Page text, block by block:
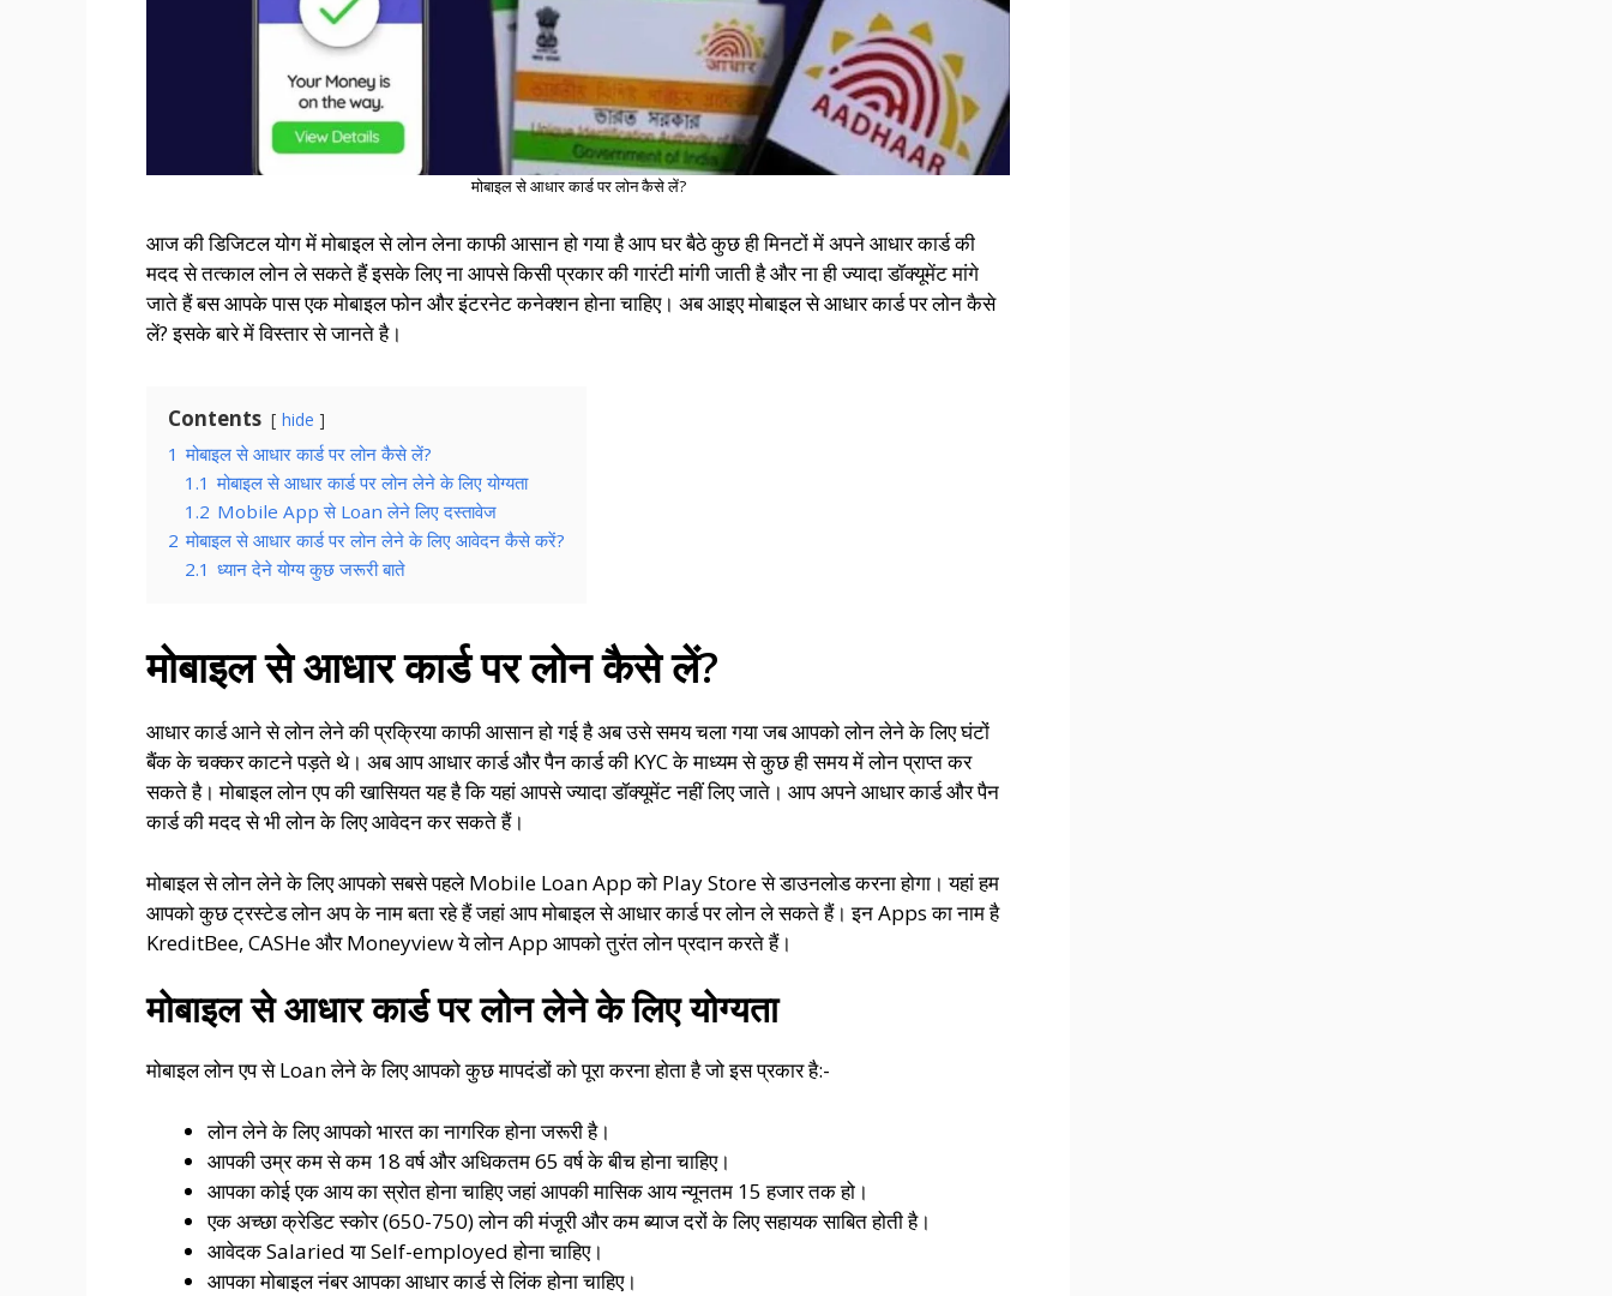
मोबाइल से आधार कार्ड पर लोन कैसे लें?
आज की डिजिटल योग में मोबाइल से लोन लेना काफी आसान हो गया है आप घर बैठे कुछ ही मिनटों में अपने आधार कार्ड की
मदद से तत्काल लोन ले सकते हैं इसके लिए ना आपसे किसी प्रकार की गारंटी मांगी जाती है और ना ही ज्यादा डॉक्यूमेंट मांगे
जाते हैं बस आपके पास एक मोबाइल फोन और इंटरनेट कनेक्शन होना चाहिए। अब आइए मोबाइल से आधार कार्ड पर लोन कैसे
लें? इसके बारे में विस्तार से जानते है।
Contents hide
1 मोबाइल से आधार कार्ड पर लोन कैसे लें?
1.1 मोबाइल से आधार कार्ड पर लोन लेने के लिए योग्यता
1.2 Mobile App से Loan लेने लिए दस्तावेज
2 मोबाइल से आधार कार्ड पर लोन लेने के लिए आवेदन कैसे करें?
2.1 ध्यान देने योग्य कुछ जरूरी बाते
मोबाइल से आधार कार्ड पर लोन कैसे लें?
आधार कार्ड आने से लोन लेने की प्रक्रिया काफी आसान हो गई है अब उसे समय चला गया जब आपको लोन लेने के लिए घंटों
बैंक के चक्कर काटने पड़ते थे। अब आप आधार कार्ड और पैन कार्ड की KYC के माध्यम से कुछ ही समय में लोन प्राप्त कर
सकते है। मोबाइल लोन एप की खासियत यह है कि यहां आपसे ज्यादा डॉक्यूमेंट नहीं लिए जाते। आप अपने आधार कार्ड और पैन
कार्ड की मदद से भी लोन के लिए आवेदन कर सकते हैं।
मोबाइल से लोन लेने के लिए आपको सबसे पहले Mobile Loan App को Play Store से डाउनलोड करना होगा। यहां हम
आपको कुछ ट्रस्टेड लोन अप के नाम बता रहे हैं जहां आप मोबाइल से आधार कार्ड पर लोन ले सकते हैं। इन Apps का नाम है
KreditBee, CASHe और Moneyview ये लोन App आपको तुरंत लोन प्रदान करते हैं।
मोबाइल से आधार कार्ड पर लोन लेने के लिए योग्यता
मोबाइल लोन एप से Loan लेने के लिए आपको कुछ मापदंडों को पूरा करना होता है जो इस प्रकार है:-
लोन लेने के लिए आपको भारत का नागरिक होना जरूरी है।
आपकी उम्र कम से कम 18 वर्ष और अधिकतम 65 वर्ष के बीच होना चाहिए।
आपका कोई एक आय का स्रोत होना चाहिए जहां आपकी मासिक आय न्यूनतम 15 हजार तक हो।
एक अच्छा क्रेडिट स्कोर (650-750) लोन की मंजूरी और कम ब्याज दरों के लिए सहायक साबित होती है।
आवेदक Salaried या Self-employed होना चाहिए।
आपका मोबाइल नंबर आपका आधार कार्ड से लिंक होना चाहिए।